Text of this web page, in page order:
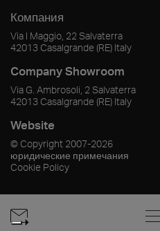
Компания
Via I Maggio, 22 Salvaterra
42013 Casalgrande (RE) Italy
Company Showroom
Via G. Ambrosoli, 2 Salvaterra
42013 Casalgrande (RE) Italy
Website
© Copyright 2007-2026
юридические примечания
Cookie Policy